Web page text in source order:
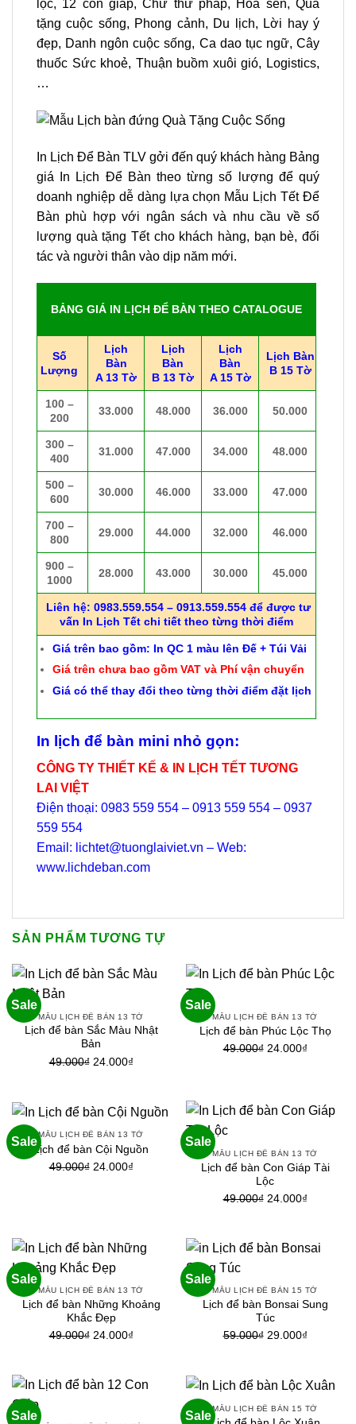
lộc, 12 con giáp, Chữ thư pháp, Hoa sen, Quà
tặng cuộc sống, Phong cảnh, Du lịch, Lời hay ý
đẹp, Danh ngôn cuộc sống, Ca dao tục ngữ, Cây
thuốc Sức khoẻ, Thuận buồm xuôi gió, Logistics,
…
In Lịch Để Bàn TLV gởi đến quý khách hàng Bảng
giá In Lịch Để Bàn theo từng số lượng để quý
doanh nghiệp dễ dàng lựa chọn Mẫu Lịch Tết Để
Bàn phù hợp với ngân sách và nhu cầu về số
lượng quà tặng Tết cho khách hàng, bạn bè, đối
tác và người thân vào dịp năm mới.
BẢNG GIÁ IN LỊCH ĐỂ BÀN THEO CATALOGUE
Số
Lượng
Lịch
Bàn
A 13 Tờ
Lịch
Bàn
B 13 Tờ
Lịch
Bàn
A 15 Tờ
Lịch Bàn
B 15 Tờ
100 –
200
33.000 48.000 36.000 50.000
300 –
400
31.000 47.000 34.000 48.000
500 –
600
30.000 46.000 33.000 47.000
700 –
800
29.000 44.000 32.000 46.000
900 –
1000
28.000 43.000 30.000 45.000
Liên hệ: 0983.559.554 – 0913.559.554 để được tư
vấn In Lịch Tết chi tiết theo từng thời điểm
Giá trên bao gồm: In QC 1 màu lên Đế + Túi Vải
Giá trên chưa bao gồm VAT và Phí vận chuyển
Giá có thể thay đổi theo từng thời điểm đặt lịch
In lịch để bàn mini nhỏ gọn:
CÔNG TY THIẾT KẾ & IN LỊCH TẾT TƯƠNG
LAI VIỆT
Điện thoại: 0983 559 554 – 0913 559 554 – 0937
559 554
Email: lichtet@tuonglaiviet.vn – Web:
www.lichdeban.com
SẢN PHẨM TƯƠNG TỰ
Sale
MẪU LỊCH ĐỂ BÀN 13 TỜ
Lịch để bàn Sắc Màu Nhật
Bản
49.000₫ Giá
49.000₫.
24.000₫Giá
là:
24.000₫.
Sale
MẪU LỊCH ĐỂ BÀN 13 TỜ
Lịch để bàn Phúc Lộc Thọ
49.000₫ Giá
24.000₫Giá
24.000₫.
Sale
MẪU LỊCH ĐỂ BÀN 13 TỜ
Lịch để bàn Cội Nguồn
49.000₫ Giá
24.000₫Giá
Sale
MẪU LỊCH ĐỂ BÀN 13 TỜ
Lịch để bàn Con Giáp Tài
Lộc
49.000₫ Giá
49.000₫.
24.000₫Giá
là:
Sale
MẪU LỊCH ĐỂ BÀN 13 TỜ
Lịch để bàn Những Khoảng
Khắc Đẹp
49.000₫ Giá
49.000₫.
24.000₫Giá
là:
Sale
MẪU LỊCH ĐỂ BÀN 15 TỜ
Lịch để bàn Bonsai Sung
Túc
59.000₫ Giá
59.000₫.
29.000₫Giá
là:
29.000₫.
Sale Sale
MẪU LỊCH ĐỂ BÀN 15 TỜ